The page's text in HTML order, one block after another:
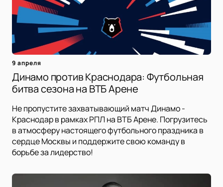
9 апреля
Динамо против Краснодара: Футбольная
битва сезона на ВТБ Арене
Не пропустите захватывающий матч Динамо -
Краснодар в рамках РПЛ на ВТБ Арене. Погрузитесь
в атмосферу настоящего футбольного праздника в
сердце Москвы и поддержите свою команду в
борьбе за лидерство!